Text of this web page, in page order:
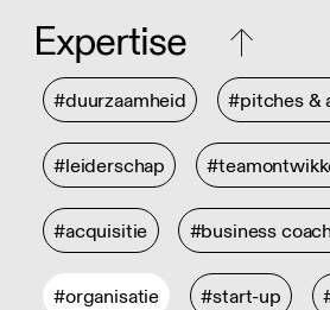
Expertise
#duurzaamheid #pitches &
#leiderschap
#acquisitie #business
#organisatie #start-up